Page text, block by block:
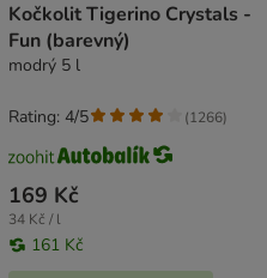
Kočkolit Tigerino Crystals -
Fun (barevný)
modrý 5 l
169 Kč
34 Kč / l
161 Kč
Rating: 4/5 (1266)